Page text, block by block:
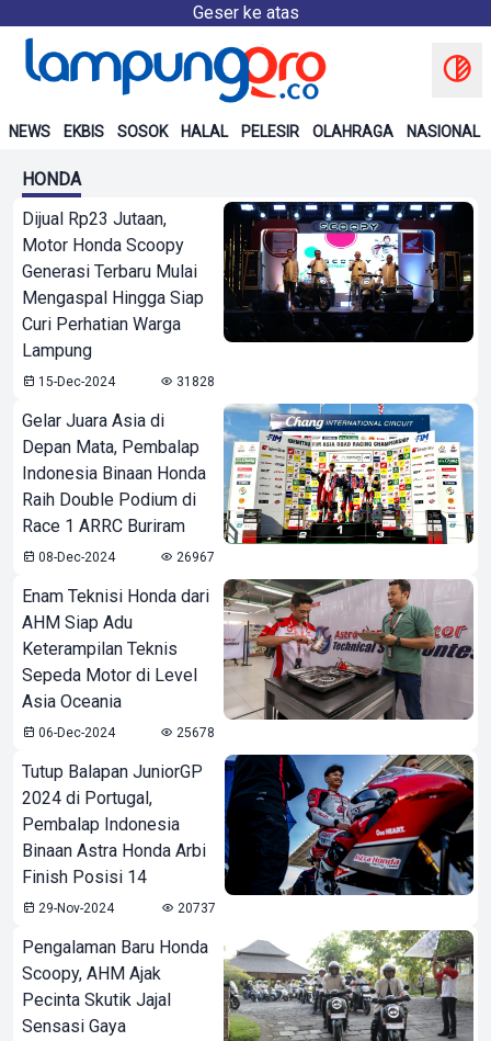
Geser ke atas
NEWS EKBIS SOSOK HALAL PELESIR OLAHRAGA NASIONAL
HONDA
Dijual Rp23 Jutaan,
Motor Honda Scoopy
Generasi Terbaru Mulai
Mengaspal Hingga Siap
Curi Perhatian Warga
Lampung
15-Dec-2024 31828
Gelar Juara Asia di
Depan Mata, Pembalap
Indonesia Binaan Honda
Raih Double Podium di
Race 1 ARRC Buriram
08-Dec-2024 26967
Enam Teknisi Honda dari
AHM Siap Adu
Keterampilan Teknis
Sepeda Motor di Level
Asia Oceania
06-Dec-2024 25678
Tutup Balapan JuniorGP
2024 di Portugal,
Pembalap Indonesia
Binaan Astra Honda Arbi
Finish Posisi 14
29-Nov-2024 20737
Pengalaman Baru Honda
Scoopy, AHM Ajak
Pecinta Skutik Jajal
Sensasi Gaya